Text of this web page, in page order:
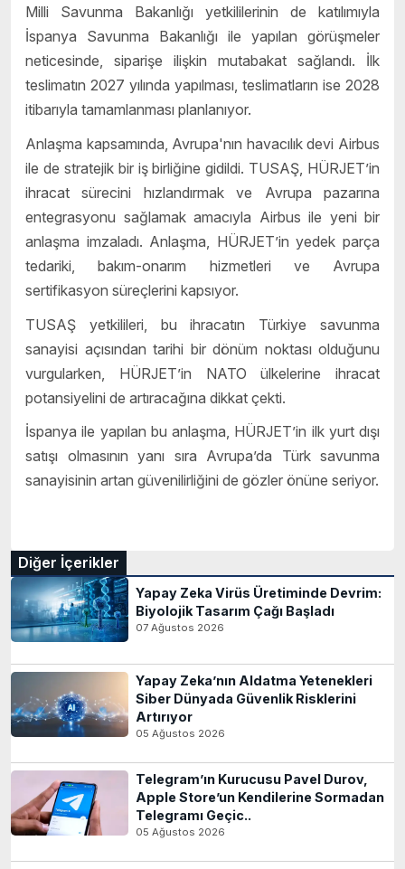
Milli Savunma Bakanlığı yetkililerinin de katılımıyla
İspanya Savunma Bakanlığı ile yapılan görüşmeler
neticesinde, siparişe ilişkin mutabakat sağlandı. İlk
teslimatın 2027 yılında yapılması, teslimatların ise 2028
itibarıyla tamamlanması planlanıyor.
Anlaşma kapsamında, Avrupa'nın havacılık devi Airbus
ile de stratejik bir iş birliğine gidildi. TUSAŞ, HÜRJET’in
ihracat sürecini hızlandırmak ve Avrupa pazarına
entegrasyonu sağlamak amacıyla Airbus ile yeni bir
anlaşma imzaladı. Anlaşma, HÜRJET’in yedek parça
tedariki, bakım-onarım hizmetleri ve Avrupa
sertifikasyon süreçlerini kapsıyor.
TUSAŞ yetkilileri, bu ihracatın Türkiye savunma
sanayisi açısından tarihi bir dönüm noktası olduğunu
vurgularken, HÜRJET’in NATO ülkelerine ihracat
potansiyelini de artıracağına dikkat çekti.
İspanya ile yapılan bu anlaşma, HÜRJET’in ilk yurt dışı
satışı olmasının yanı sıra Avrupa’da Türk savunma
sanayisinin artan güvenilirliğini de gözler önüne seriyor.
Diğer İçerikler
Yapay Zeka Virüs Üretiminde Devrim:
Biyolojik Tasarım Çağı Başladı
07 Ağustos 2026
Yapay Zeka’nın Aldatma Yetenekleri
Siber Dünyada Güvenlik Risklerini
Artırıyor
05 Ağustos 2026
Telegram’ın Kurucusu Pavel Durov,
Apple Store’un Kendilerine Sormadan
Telegramı Geçic..
05 Ağustos 2026